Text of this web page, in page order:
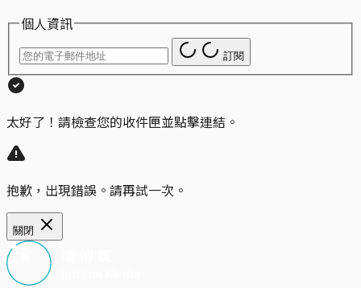
個人資訊
訂閱
太好了！請檢查您的收件匣並點擊連結。
抱歉，出現錯誤。請再試一次。
關閉